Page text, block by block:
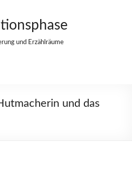
und Erzählräume
und das